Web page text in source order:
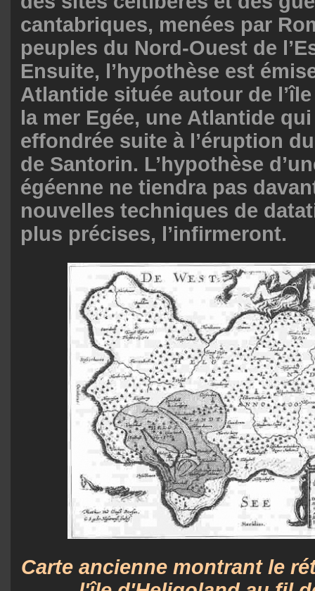
cantabriques, menées par
peuples du Nord-Ouest de
Ensuite, l’hypothèse est
Atlantide située autour de
la mer Egée, une Atlantide
effondrée suite à l’éruption
de Santorin. L’hypothèse
égéenne ne tiendra pas
nouvelles techniques de
plus précises, l’infirmeront.
Carte ancienne montrant le